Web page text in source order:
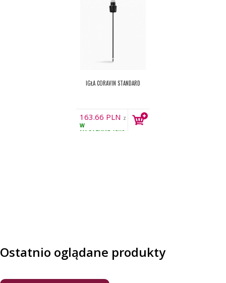
IGŁA CORAVIN STANDARD
163.66 PLN z
VAT
W
MAGAZYNIE 15KS
Ostatnio oglądane produkty